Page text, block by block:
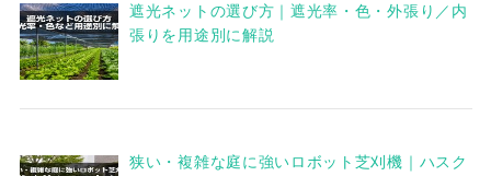
遮光ネットの選び方｜遮光率・色・外張り／内
張りを用途別に解説
狭い・複雑な庭に強いロボット芝刈機｜ハスク